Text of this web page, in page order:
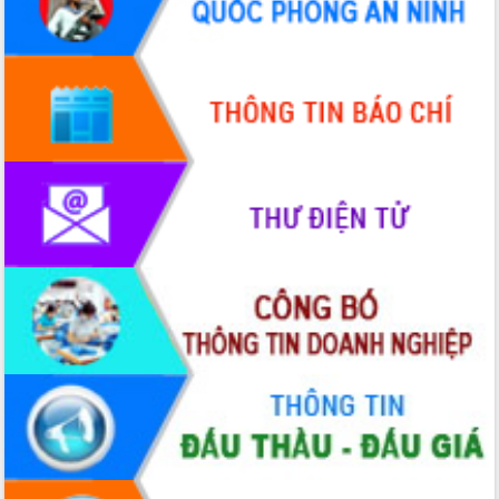
hiện Đề án 06 của Chính phủ
Họp báo thông tin về Hội nghị Công bố
Quy hoạch và Xúc tiến đầu tư tỉnh Đắk
Khơi thông điểm nghẽn, đẩy nhanh
giải ngân vốn khắc phục thiên tai
HĐND tỉnh thông qua điều chỉnh Quy
hoạch tỉnh thời kỳ 2021-2030
Hội thảo góp ý hồ sơ điều chỉnh quy
hoạch tỉnh Đắk Lắk thời kỳ 2021-2030,
tầm nhìn đến năm 2050
Nâng cao hiệu quả hoạt động của các
doanh nghiệp nhà nước
Hội nghị triển khai kết nối mạng
truyền số liệu chuyên dùng phục vụ cơ
quan Đảng, Nhà nước
Lễ phát động chuỗi hoạt động chung
tay làm sạch môi trường
Xã Ea Kar bước chuyển mình trong
công tác cải cách hành chính mô hình